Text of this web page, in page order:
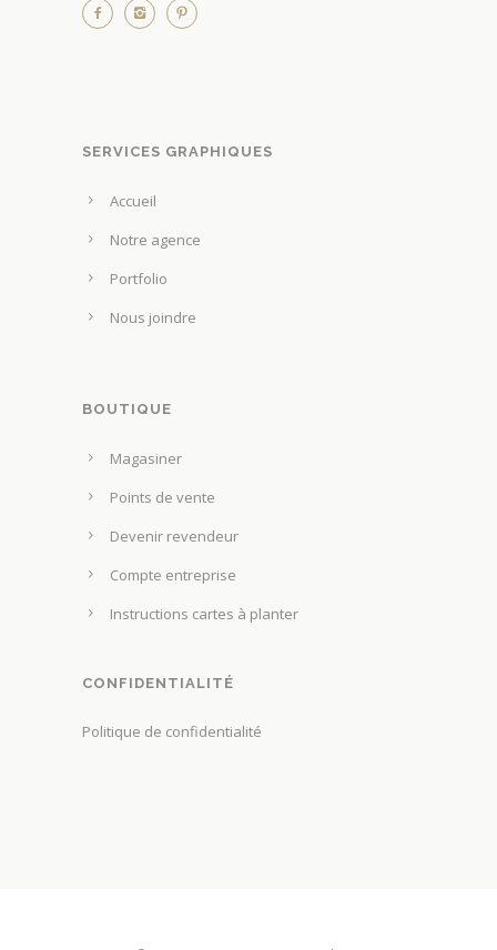
SERVICES GRAPHIQUES
Accueil
Notre agence
Portfolio
Nous joindre
BOUTIQUE
Magasiner
Points de vente
Devenir revendeur
Compte entreprise
Instructions cartes à planter
CONFIDENTIALITÉ
Politique de confidentialité